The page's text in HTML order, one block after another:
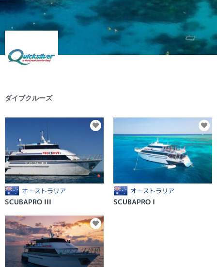
ダイブクルーズ
オーストラリア
SCUBAPRO III
オーストラリア
SCUBAPRO I